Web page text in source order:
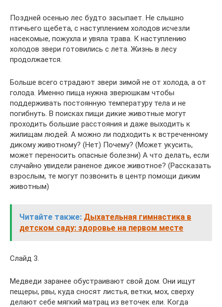
Поздней осенью лес будто засыпает. Не слышно
птичьего щебета, с наступлением холодов исчезли
насекомые, пожухла и увяла трава. К наступлению
холодов звери готовились с лета. Жизнь в лесу
продолжается.
Больше всего страдают звери зимой не от холода, а от
голода. Именно пища нужна зверюшкам чтобы
поддерживать постоянную температуру тела и не
погибнуть. В поисках пищи дикие животные могут
проходить большие расстояния и даже выходить к
жилищам людей. А можно ли подходить к встреченному
дикому животному? (Нет) Почему? (Может укусить,
может переносить опасные болезни) А что делать, если
случайно увидели раненое дикое животное? (Рассказать
взрослым, те могут позвонить в центр помощи диким
животным)
Читайте также: Дыхательная гимнастика в
детском саду: здоровье на первом месте
Слайд 3.
Медведи заранее обустраивают свой дом. Они ищут
пещеры, рвы, куда сносят листья, ветки, мох, сверху
делают себе мягкий матрац из веточек ели. Когда